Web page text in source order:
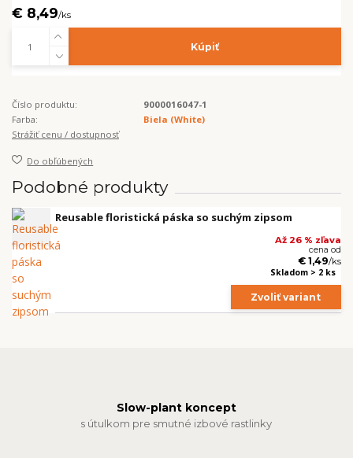
€ 8,49/ks
Kúpiť
Číslo produktu:
9000016047-1
Farba:
Biela (White)
Strážiť cenu / dostupnosť
Do obľúbených
Podobné produkty
Reusable floristická páska so suchým zipsom
Až 26 % zľava
cena od
€ 1,49/ks
Skladom > 2 ks
Zvoliť variant
Slow-plant koncept
s útulkom pre smutné izbové rastlinky